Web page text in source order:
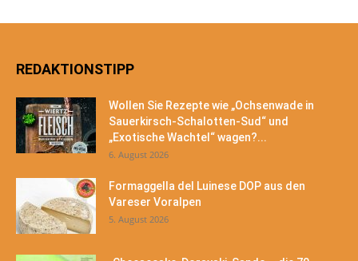
REDAKTIONSTIPP
Wollen Sie Rezepte wie „Ochsenwade in
Sauerkirsch-Schalotten-Sud“ und
„Exotische Wachtel“ wagen?...
6. August 2026
Formaggella del Luinese DOP aus den
Vareser Voralpen
5. August 2026